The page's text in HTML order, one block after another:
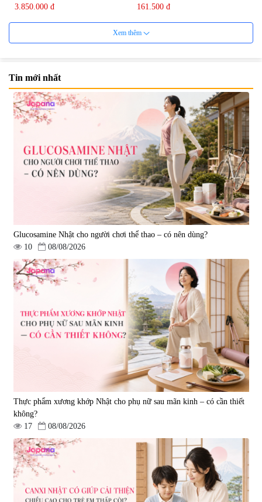
3.850.000 đ 161.500 đ
Viên uống bổ não Ribeto Shoji
|57.920
1.450.000 đ
Viên nang uống cải thiện thị lực,
trí nhớ DHA + EPA + Flaxseed
Oil 30 viên/gói - Date 02/2027
|52.346
225.000 đ
Tẩy tế bào chết Nichiei Bussan
Nano NMN+ Peeling Gel
| 0
1.490.000 đ
Viên uống hỗ trợ bền thành
mạch, ngừa tai biến Elastin Plus
& Nattokinase Hokoen 80 viên
0
980.000 đ
Viên uống bổ gan Ribeto Shoji
Hepaclean 60 viên
690.000 đ
Viên uống hỗ trợ cải thiện thoát
vị đĩa đệm Kyoto Has 30 viên
|14.560
1.600.000 đ
Xem thêm
Tin mới nhất
Glucosamine Nhật cho người chơi thể thao – có nên dùng?
10
08/08/2026
Thực phẩm xương khớp Nhật cho phụ nữ sau mãn kinh – có cần thiết
không?
17
08/08/2026